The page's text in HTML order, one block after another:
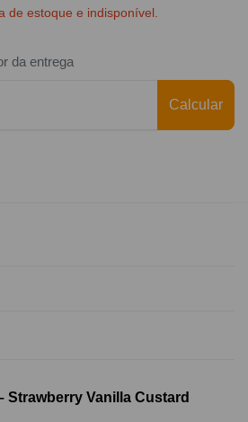
de estoque e indisponível.
da entrega
Calcular
Strawberry Vanilla Custard